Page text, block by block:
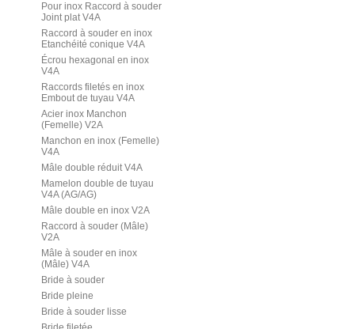
Pour inox Raccord à souder
Joint plat V4A
Raccord à souder en inox
Etanchéité conique V4A
Écrou hexagonal en inox
V4A
Raccords filetés en inox
Embout de tuyau V4A
Acier inox Manchon
(Femelle) V2A
Manchon en inox (Femelle)
V4A
Mâle double réduit V4A
Mamelon double de tuyau
V4A (AG/AG)
Mâle double en inox V2A
Raccord à souder (Mâle)
V2A
Mâle à souder en inox
(Mâle) V4A
Bride à souder
Bride pleine
Bride à souder lisse